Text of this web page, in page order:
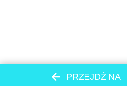
PRZEJDŹ NA